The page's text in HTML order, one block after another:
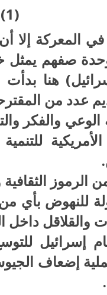
(1)
إلا أن
صفهم
هنا
عدد من
والفكر
الثقافية
للنهوض بأي
داخل
إسرائيل
إضعاف